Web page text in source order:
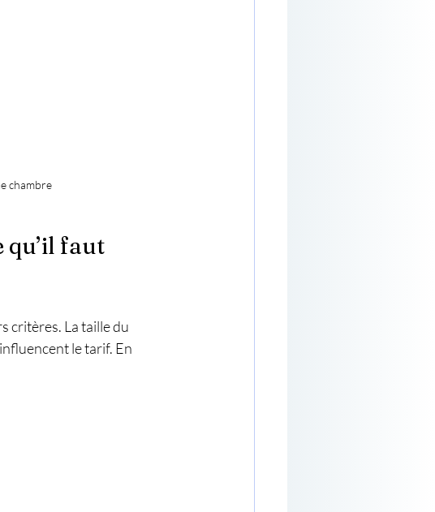
chambre
qu’il faut
critères. La taille du
le tarif. En